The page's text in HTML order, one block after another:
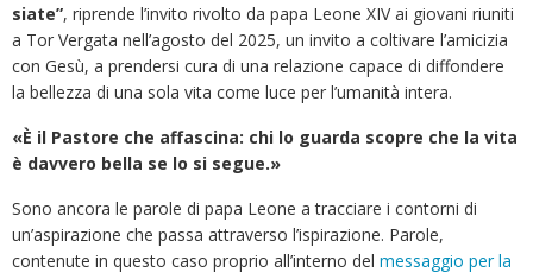
siate”, riprende l’invito rivolto da papa Leone XIV ai giovani riuniti
a Tor Vergata nell’agosto del 2025, un invito a coltivare l’amicizia
con Gesù, a prendersi cura di una relazione capace di diffondere
la bellezza di una sola vita come luce per l’umanità intera.
«È il Pastore che affascina: chi lo guarda scopre che la vita
è davvero bella se lo si segue.»
Sono ancora le parole di papa Leone a tracciare i contorni di
un’aspirazione che passa attraverso l’ispirazione. Parole,
contenute in questo caso proprio all’interno del messaggio per la